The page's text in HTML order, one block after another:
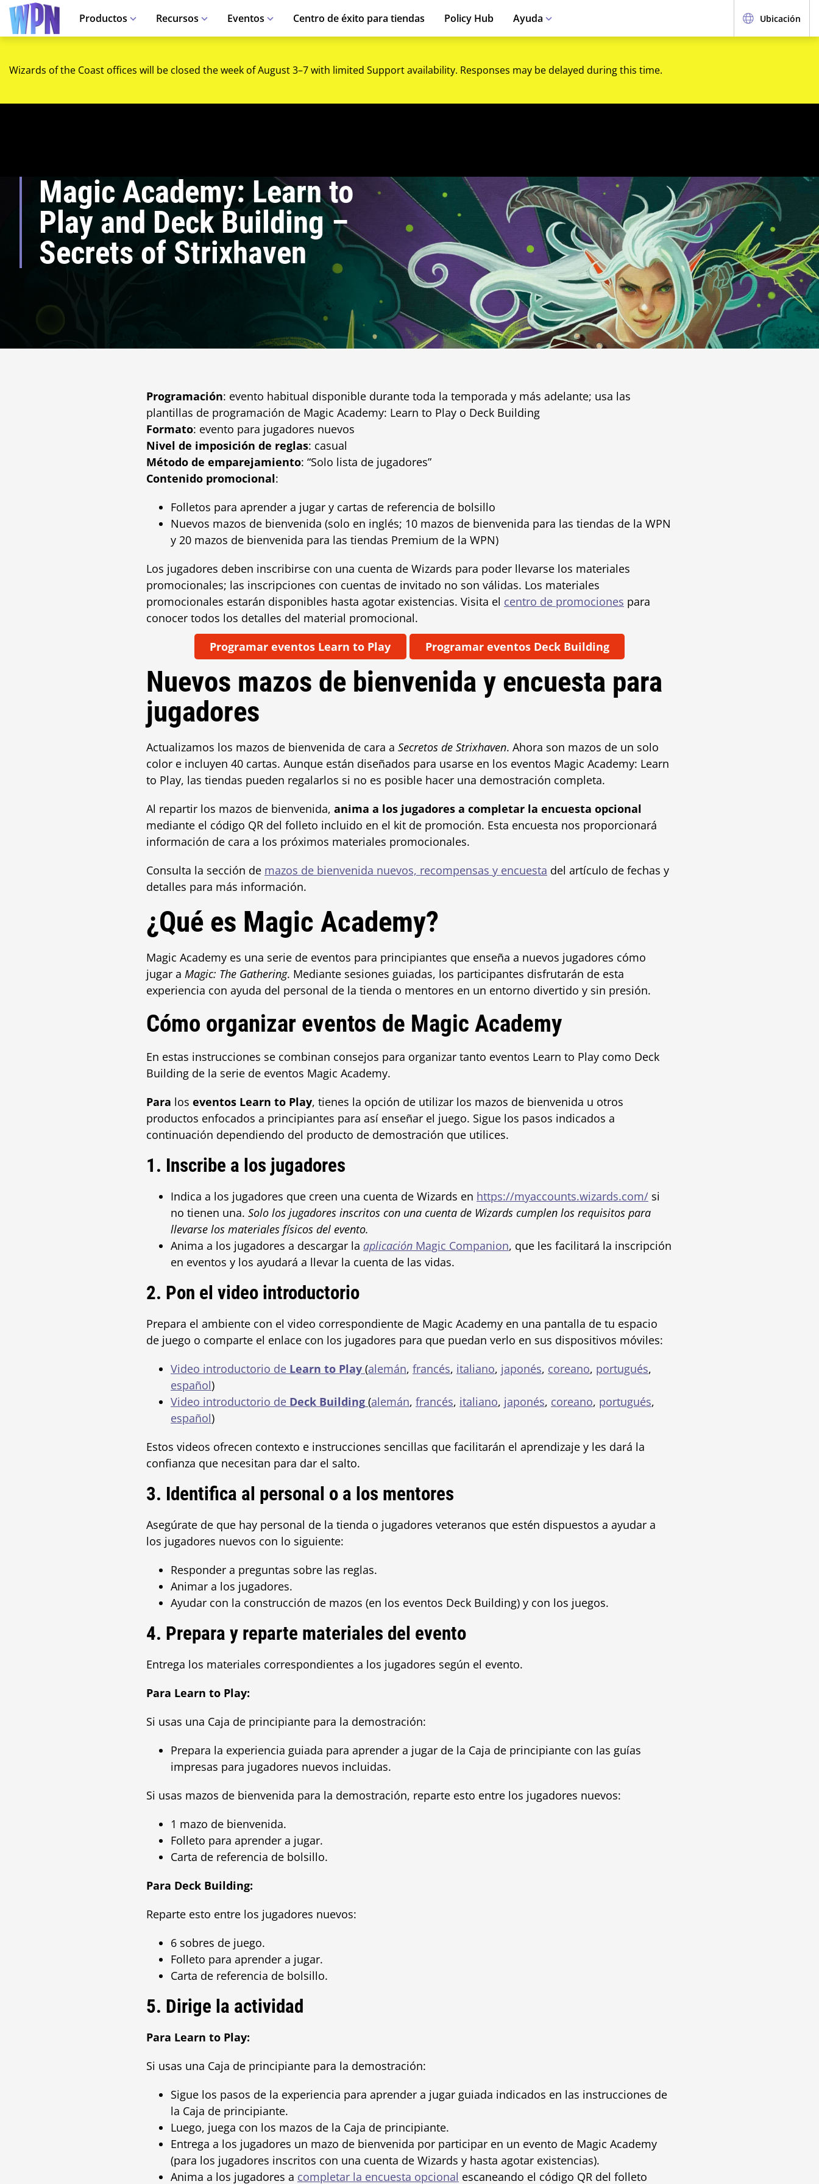
Productos Recursos Eventos Centro de éxito para tiendas Policy Hub Ayuda Ubicación
Wizards of the Coast offices will be closed the week of August 3–7 with limited Support availability. Responses may be delayed during this time.
Magic Academy: Learn to
Play and Deck Building –
Secrets of Strixhaven
Programación: evento habitual disponible durante toda la temporada y más adelante; usa las
plantillas de programación de Magic Academy: Learn to Play o Deck Building
Formato: evento para jugadores nuevos
Nivel de imposición de reglas: casual
Método de emparejamiento: “Solo lista de jugadores”
Contenido promocional:
Folletos para aprender a jugar y cartas de referencia de bolsillo
Nuevos mazos de bienvenida (solo en inglés; 10 mazos de bienvenida para las tiendas de la WPN
y 20 mazos de bienvenida para las tiendas Premium de la WPN)
Los jugadores deben inscribirse con una cuenta de Wizards para poder llevarse los materiales
promocionales; las inscripciones con cuentas de invitado no son válidas. Los materiales
promocionales estarán disponibles hasta agotar existencias. Visita el centro de promociones para
conocer todos los detalles del material promocional.
Programar eventos Learn to Play
Programar eventos Deck Building
Nuevos mazos de bienvenida y encuesta para
jugadores
Actualizamos los mazos de bienvenida de cara a Secretos de Strixhaven. Ahora son mazos de un solo
color e incluyen 40 cartas. Aunque están diseñados para usarse en los eventos Magic Academy: Learn
to Play, las tiendas pueden regalarlos si no es posible hacer una demostración completa.
Al repartir los mazos de bienvenida, anima a los jugadores a completar la encuesta opcional
mediante el código QR del folleto incluido en el kit de promoción. Esta encuesta nos proporcionará
información de cara a los próximos materiales promocionales.
Consulta la sección de mazos de bienvenida nuevos, recompensas y encuesta del artículo de fechas y
detalles para más información.
¿Qué es Magic Academy?
Magic Academy es una serie de eventos para principiantes que enseña a nuevos jugadores cómo
jugar a Magic: The Gathering. Mediante sesiones guiadas, los participantes disfrutarán de esta
experiencia con ayuda del personal de la tienda o mentores en un entorno divertido y sin presión.
Cómo organizar eventos de Magic Academy
En estas instrucciones se combinan consejos para organizar tanto eventos Learn to Play como Deck
Building de la serie de eventos Magic Academy.
Para los eventos Learn to Play, tienes la opción de utilizar los mazos de bienvenida u otros
productos enfocados a principiantes para así enseñar el juego. Sigue los pasos indicados a
continuación dependiendo del producto de demostración que utilices.
1. Inscribe a los jugadores
Indica a los jugadores que creen una cuenta de Wizards en https://myaccounts.wizards.com/ si
no tienen una. Solo los jugadores inscritos con una cuenta de Wizards cumplen los requisitos para
llevarse los materiales físicos del evento.
Anima a los jugadores a descargar la aplicación Magic Companion, que les facilitará la inscripción
en eventos y los ayudará a llevar la cuenta de las vidas.
2. Pon el video introductorio
Prepara el ambiente con el video correspondiente de Magic Academy en una pantalla de tu espacio
de juego o comparte el enlace con los jugadores para que puedan verlo en sus dispositivos móviles:
Video introductorio de Learn to Play (alemán, francés, italiano, japonés, coreano, portugués,
español)
Video introductorio de Deck Building (alemán, francés, italiano, japonés, coreano, portugués,
español)
Estos videos ofrecen contexto e instrucciones sencillas que facilitarán el aprendizaje y les dará la
confianza que necesitan para dar el salto.
3. Identifica al personal o a los mentores
Asegúrate de que hay personal de la tienda o jugadores veteranos que estén dispuestos a ayudar a
los jugadores nuevos con lo siguiente:
Responder a preguntas sobre las reglas.
Animar a los jugadores.
Ayudar con la construcción de mazos (en los eventos Deck Building) y con los juegos.
4. Prepara y reparte materiales del evento
Entrega los materiales correspondientes a los jugadores según el evento.
Para Learn to Play:
Si usas una Caja de principiante para la demostración:
Prepara la experiencia guiada para aprender a jugar de la Caja de principiante con las guías
impresas para jugadores nuevos incluidas.
Si usas mazos de bienvenida para la demostración, reparte esto entre los jugadores nuevos:
1 mazo de bienvenida.
Folleto para aprender a jugar.
Carta de referencia de bolsillo.
Para Deck Building:
Reparte esto entre los jugadores nuevos:
6 sobres de juego.
Folleto para aprender a jugar.
Carta de referencia de bolsillo.
5. Dirige la actividad
Para Learn to Play:
Si usas una Caja de principiante para la demostración:
Sigue los pasos de la experiencia para aprender a jugar guiada indicados en las instrucciones de
la Caja de principiante.
Luego, juega con los mazos de la Caja de principiante.
Entrega a los jugadores un mazo de bienvenida por participar en un evento de Magic Academy
(para los jugadores inscritos con una cuenta de Wizards y hasta agotar existencias).
Anima a los jugadores a completar la encuesta opcional escaneando el código QR del folleto